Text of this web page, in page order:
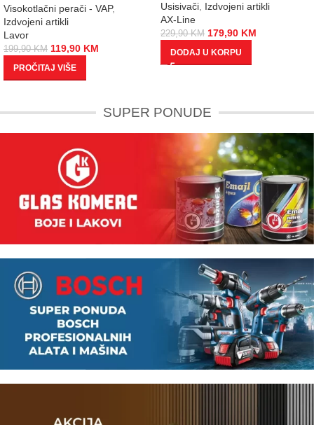
Visokotlačni perači - VAP,
Izdvojeni artikli
Lavor
199,90KM 119,90 KM
PROČITAJ VIŠE
Usisivači Izdvojeni artikli
AX-Line
229,90KM 179,90 KM
DODAJ U KORPU
SUPER PONUDE